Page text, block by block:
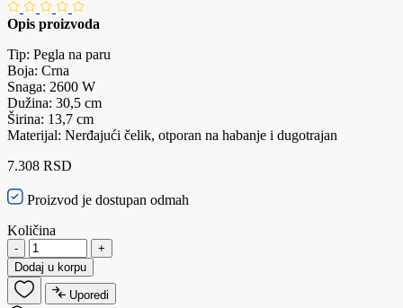
Opis proizvoda
Tip: Pegla na paru
Boja: Crna
Snaga: 2600 W
Dužina: 30,5 cm
Širina: 13,7 cm
Materijal: Nerđajući čelik, otporan na habanje i dugotrajan
7.308 RSD
Proizvod je dostupan odmah
Količina
-
+
Dodaj u korpu
Uporedi